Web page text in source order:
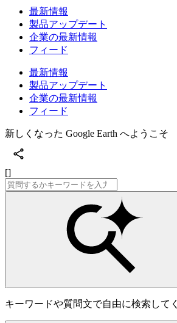
最新情報
製品アップデート
企業の最新情報
フィード
最新情報
製品アップデート
企業の最新情報
フィード
新しくなった Google Earth へようこそ
[]
キーワードや質問文で自由に検索して